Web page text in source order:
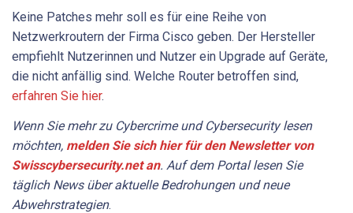
Keine Patches mehr soll es für eine Reihe von
Netzwerkroutern der Firma Cisco geben. Der Hersteller
empfiehlt Nutzerinnen und Nutzer ein Upgrade auf Geräte,
die nicht anfällig sind. Welche Router betroffen sind,
erfahren Sie hier.
Wenn Sie mehr zu Cybercrime und Cybersecurity lesen
möchten, melden Sie sich hier für den Newsletter von
Swisscybersecurity.net an. Auf dem Portal lesen Sie
täglich News über aktuelle Bedrohungen und neue
Abwehrstrategien.